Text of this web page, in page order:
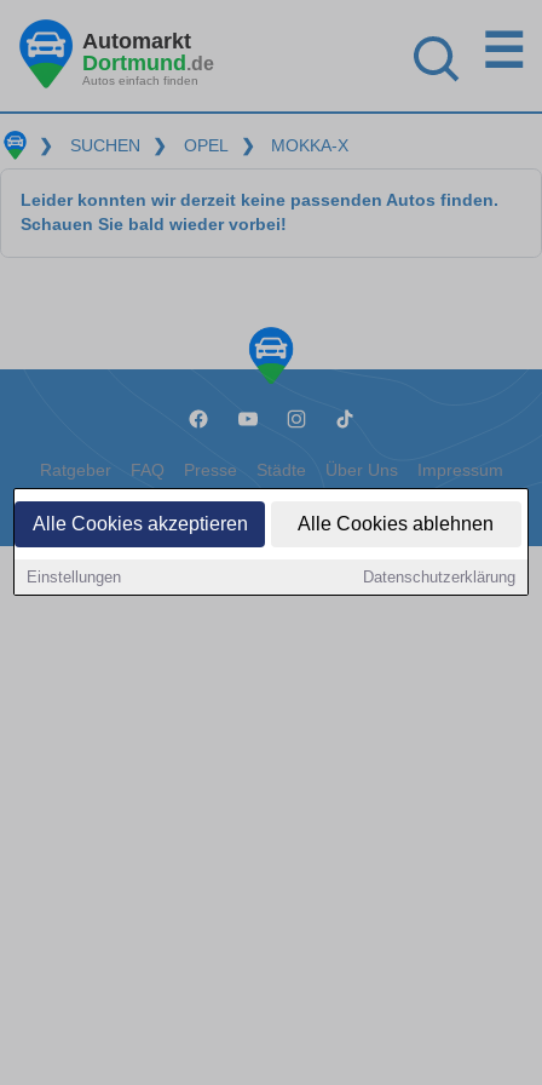
Alle Cookies akzeptieren Alle Cookies ablehnen
Einstellungen Datenschutzerklärung
Automarkt
Dortmund.de
Autos einfach finden
☰
❯ SUCHEN ❯ OPEL ❯ MOKKA-X
Leider konnten wir derzeit keine passenden Autos finden.
Schauen Sie bald wieder vorbei!
Ratgeber FAQ Presse Städte Über Uns Impressum
Datenschutz Cookies
Copyright © 2000 - 2026 | 1A Infosysteme GmbH | Content by: 1a-sites-autos